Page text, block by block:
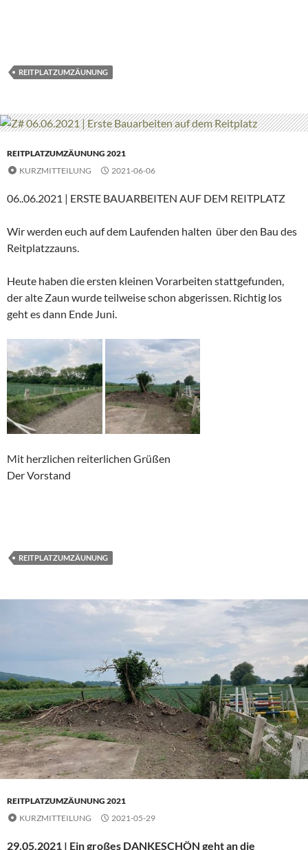
REITPLATZUMZÄUNUNG
REITPLATZUMZÄUNUNG 2021
KURZMITTEILUNG
2021-06-06
06..06.2021 | ERSTE BAUARBEITEN AUF DEM REITPLATZ
Wir werden euch auf dem Laufenden halten über den Bau des
Reitplatzzauns.
Heute haben die ersten kleinen Vorarbeiten stattgefunden,
der alte Zaun wurde teilweise schon abgerissen. Richtig los
geht es dann Ende Juni.
Mit herzlichen reiterlichen Grüßen
Der Vorstand
REITPLATZUMZÄUNUNG
REITPLATZUMZÄUNUNG 2021
KURZMITTEILUNG
2021-05-29
29.05.2021 | Ein großes DANKESCHÖN geht an die